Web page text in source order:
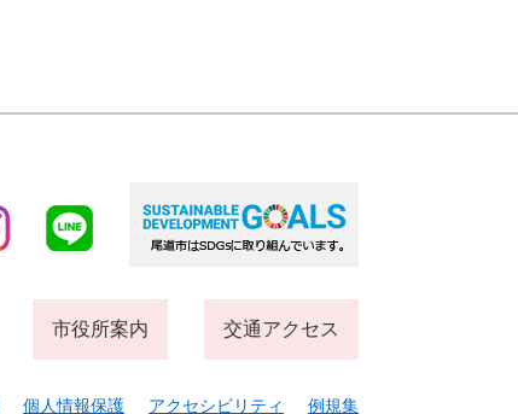
市役所案内 交通アクセス
個人情報保護 アクセシビリティ 例規集